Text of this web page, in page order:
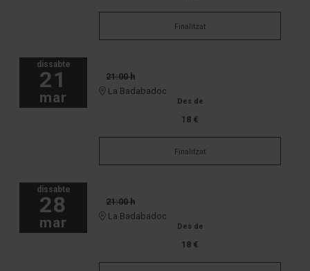
Finalitzat
dissabte
21
mar
21:00 h
La Badabadoc
Des de
18 €
Finalitzat
dissabte
28
mar
21:00 h
La Badabadoc
Des de
18 €